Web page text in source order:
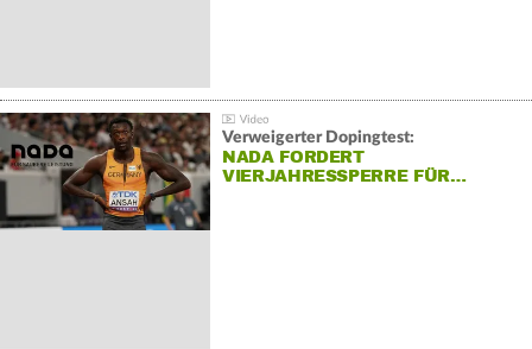
Verweigerter Dopingtest:
NADA FORDERT
VIERJAHRESSPERRE FÜR…